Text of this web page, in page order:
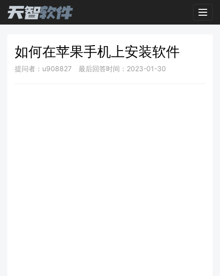
如何在苹果手机上安装软件
提问者：u908827 最后回答时间：2023-01-30